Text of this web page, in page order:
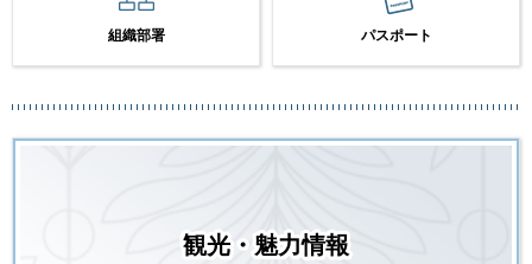
組織部署 パスポート
観光・魅力情報